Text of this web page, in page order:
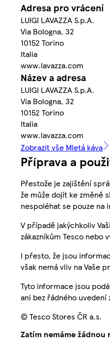
Adresa pro vrácení
LUIGI LAVAZZA S.p.A.
Via Bologna, 32
10152 Torino
Italia
www.lavazza.com
Název a adresa
LUIGI LAVAZZA S.p.A.
Via Bologna, 32
10152 Torino
Italia
www.lavazza.com
Zobrazit vše Mletá káva
Příprava a
Přestože je zajištění
že může dojít ke změně
nespoléhat se pouze
V případě jakýchkoliv
zákazníkům Tesco nebo
I přesto, že jsou
však nemá vliv na Vaše
Tyto informace jsou
ani bez řádného uvedení
© Tesco Stores ČR a.s.
Zatím nemáme žádnou